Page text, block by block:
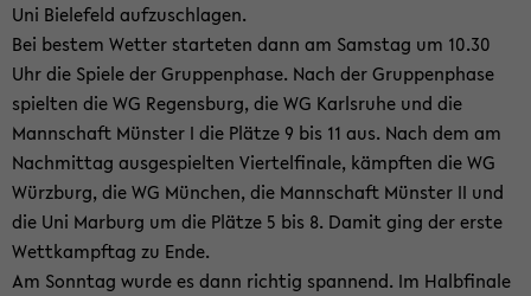
Uni Bie­le­feld auf­zu­schla­gen.
Bei bes­tem Wet­ter star­te­ten dann am Sams­tag um 10.30
Uhr die Spie­le der Grup­pen­pha­se. Nach der Grup­pen­pha­se
spiel­ten die WG Re­gens­burg, die WG Karls­ru­he und die
Mann­schaft Müns­ter I die Plät­ze 9 bis 11 aus. Nach dem am
Nach­mit­tag aus­ge­spiel­ten Vier­tel­fi­na­le, kämpf­ten die WG
Würz­burg, die WG Mün­chen, die Mann­schaft Müns­ter II und
die Uni Mar­burg um die Plät­ze 5 bis 8. Damit ging der erste
Wett­kampf­tag zu Ende.
Am Sonn­tag wurde es dann rich­tig span­nend. Im Halb­fi­na­le